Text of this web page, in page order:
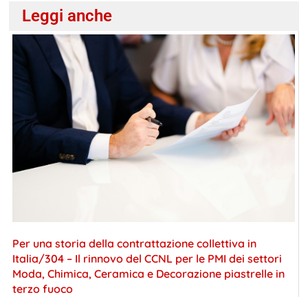
Leggi anche
Per una storia della contrattazione collettiva in
Italia/304 – Il rinnovo del CCNL per le PMI dei settori
Moda, Chimica, Ceramica e Decorazione piastrelle in
terzo fuoco